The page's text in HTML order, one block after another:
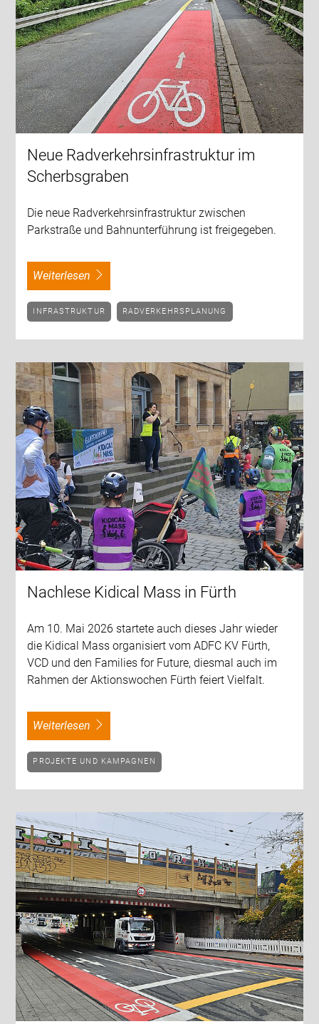
Neue Radverkehrsinfrastruktur im
Scherbsgraben
Die neue Radverkehrsinfrastruktur zwischen
Parkstraße und Bahnunterführung ist freigegeben.
weiterlesen
INFRASTRUKTUR RADVERKEHRSPLANUNG
Nachlese Kidical Mass in Fürth
Am 10. Mai 2026 startete auch dieses Jahr wieder
die Kidical Mass organisiert vom ADFC KV Fürth,
VCD und den Families for Future, diesmal auch im
Rahmen der Aktionswochen Fürth feiert Vielfalt.
weiterlesen
PROJEKTE UND KAMPAGNEN